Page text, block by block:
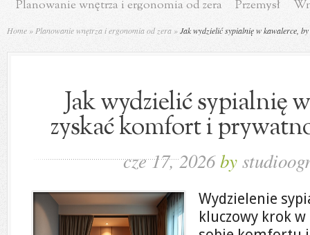
Planowanie wnętrza i ergonomia od zera Przemysł
Home » Planowanie wnętrza i ergonomia od zera »Jak wydzielić sypialnię w kawalerce,
Jak wydzielić sypialnię
zyskać komfort i
cze 17, 2026by
Wydzielenie
kluczowy krok